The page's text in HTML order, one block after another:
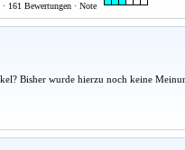
· 161 Bewertungen · Note
Bisher wurde hierzu noch keine